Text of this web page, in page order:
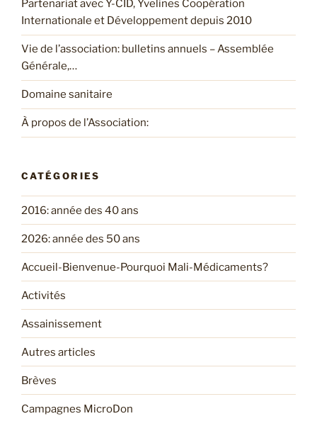
Partenariat avec Y-CID, Yvelines Coopération
Internationale et Développement depuis 2010
Vie de l’association: bulletins annuels – Assemblée
Générale,…
Domaine sanitaire
À propos de l’Association:
CATÉGORIES
2016: année des 40 ans
2026: année des 50 ans
Accueil-Bienvenue-Pourquoi Mali-Médicaments?
Activités
Assainissement
Autres articles
Brèves
Campagnes MicroDon